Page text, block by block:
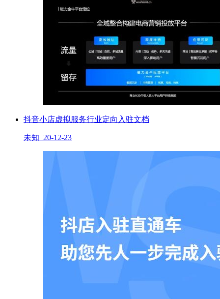
抖音小店虚拟服务行业定向入驻文档
未知 20-12-23